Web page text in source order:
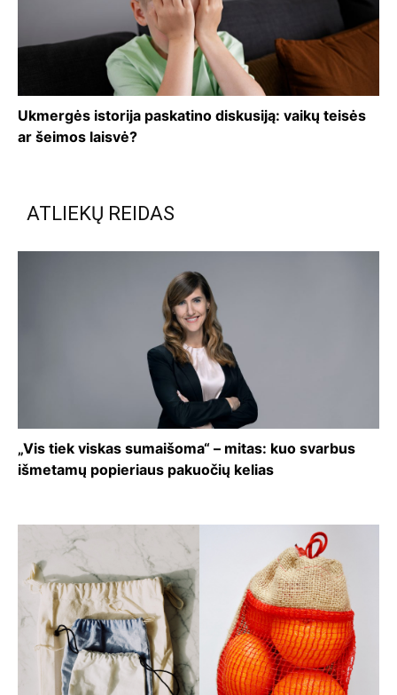
Ukmergės istorija paskatino diskusiją: vaikų teisės
ar šeimos laisvė?
ATLIEKŲ REIDAS
„Vis tiek viskas sumaišoma“ – mitas: kuo svarbus
išmetamų popieriaus pakuočių kelias